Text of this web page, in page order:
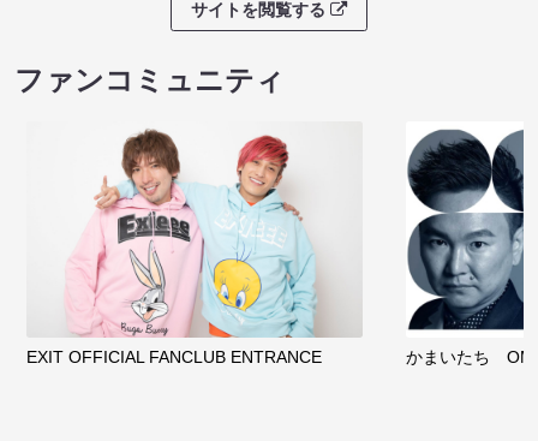
サイトを閲覧する
ファンコミュニティ
EXIT OFFICIAL FANCLUB ENTRANCE かまいたち